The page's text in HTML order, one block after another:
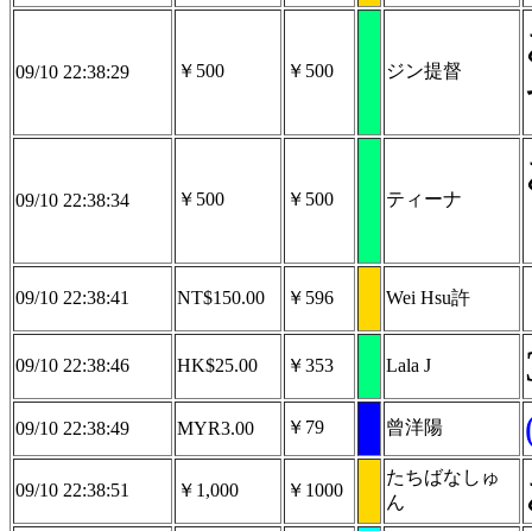
09/10 22:38:29 ￥500 ￥500 ジン提督
09/10 22:38:34 ￥500 ￥500 ティーナ
09/10 22:38:41 NT$150.00 ￥596 Wei Hsu許
09/10 22:38:46 HK$25.00 ￥353 Lala J
09/10 22:38:49 MYR3.00 ￥79 曾洋陽
09/10 22:38:51 ￥1,000 ￥1000
たちばなしゅ
ん